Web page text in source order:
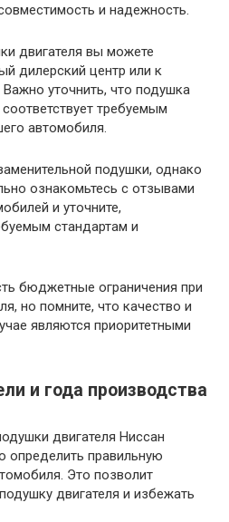
и надежность.
двигателя вы можете
дилерский центр или к
уточнить, что подушка
требуемым
автомобиля.
подушки, однако
ознакомьтесь с отзывами
и уточните,
стандартам и
бюджетные ограничения при
но помните, что качество и
являются приоритетными
и года производства
двигателя Ниссан
правильную
Это позволит
двигателя и избежать